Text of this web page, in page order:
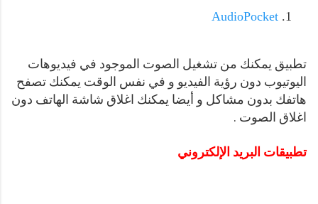
AudioPocket
تطبيق يمكنك من تشغيل الصوت الموجود في فيديوهات
اليوتيوب دون رؤية الفيديو و في نفس الوقت يمكنك تصفح
هاتفك بدون مشاكل و أيضا يمكنك اغلاق شاشة الهاتف دون
اغلاق الصوت .
تطبيقات البريد الإلكتروني